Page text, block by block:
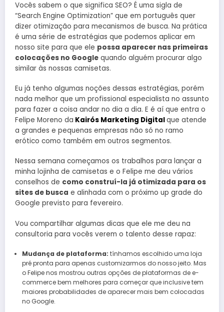
Vocês sabem o que significa SEO? É uma sigla de
“Search Engine Optimization” que em português quer
dizer otimização para mecanismos de busca. Na prática
é uma série de estratégias que podemos aplicar em
nosso site para que ele possa aparecer nas primeiras
colocações no Google quando alguém procurar algo
similar às nossas camisetas.
Eu já tenho algumas noções dessas estratégias, porém
nada melhor que um profissional especialista no assunto
para fazer a coisa andar no dia a dia. E é aí que entra o
Felipe Moreno da Kairós Marketing Digitalque atende
a grandes e pequenas empresas não só no ramo
erótico como também em outros segmentos.
Nessa semana começamos os trabalhos para lançar a
minha lojinha de camisetas e o Felipe me deu vários
conselhos de como construí-la já otimizada para os
sites de busca e alinhada com o próximo up grade do
Google previsto para fevereiro.
Vou compartilhar algumas dicas que ele me deu na
consultoria para vocês verem o talento desse rapaz:
Mudança de plataforma: tínhamos escolhido uma loja
pré pronta para apenas customizarmos do nosso jeito. Mas
o Felipe nos mostrou outras opções de plataformas de e-
commerce bem melhores para começar que inclusive tem
maiores probabilidades de aparecer mais bem colocadas
no Google.